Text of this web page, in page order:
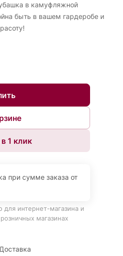
в камуфляжной
быть в вашем гардеробе и
1 клик
при сумме заказа от
для интернет-магазина и
магазинах